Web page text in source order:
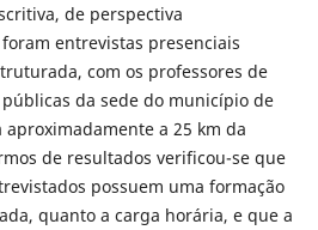
de perspectiva
entrevistas presenciais
com os professores de
da sede do município de
a 25 km da
de resultados verificou-se que
possuem uma formação
quanto a carga horária, e que a